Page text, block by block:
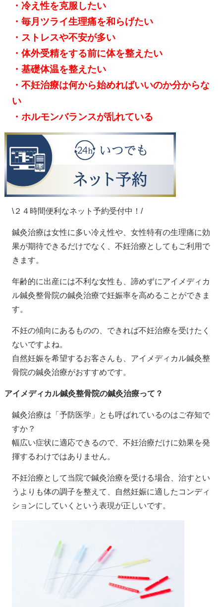
・冷え性を克服したい
・毎月ツライ生理痛を和らげたい
・ストレスや不安が多い
・体外受精をする前に体を整えたい
・基礎体温を整えたい
・不妊治療は何から始めればいいのか分からな
い
・ホルモンバランスが乱れている
\２４時間便利なネット予約受付中！/
鍼灸治療は女性に多い冷え性や、女性特有の生理痛に効
果が期待できるだけでなく、不妊治療としてもご利用で
きます。
年齢的に出産には不利な女性も、諦めずにアイメディカ
ル鍼灸整骨院の鍼灸治療で妊娠率を高めることができま
す。
不妊の傾向にあるものの、できれば不妊治療を受けたく
ないですよね。
自然妊娠を希望するお客さんも、アイメディカル鍼灸整
骨院の鍼灸治療がおすすめです。
アイメディカル鍼灸整骨院の鍼灸治療って？
鍼灸治療は「予防医学」とも呼ばれているのはご存知で
すか？
幅広い症状に適応できるので、不妊治療だけに効果を発
揮するわけではありません。
不妊治療として当院で鍼灸治療を受ける場合、治すとい
うよりも体の調子を整えて、自然妊娠に適したコンディ
ションにしていくという表現が正しいです。